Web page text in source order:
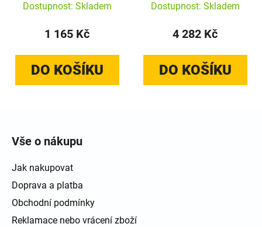
Dostupnost: Skladem
1 165 Kč
DO KOŠÍKU
Dostupnost: Skladem
4 282 Kč
DO KOŠÍKU
Vše o nákupu
Jak nakupovat
Doprava a platba
Obchodní podmínky
Reklamace nebo vrácení zboží